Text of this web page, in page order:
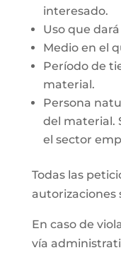
interesado.
Uso que
Medio en el
Período de
material.
Persona
del material.
el sector
Todas las
autorizaciones
En caso de
vía